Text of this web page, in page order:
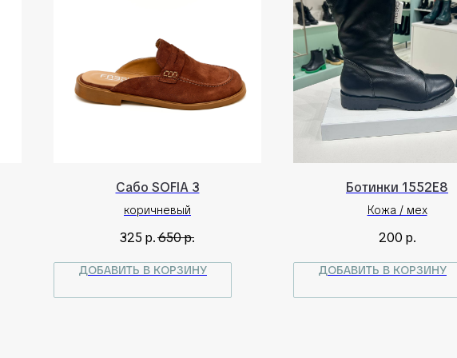
Сабо SOFIA 3
коричневый
325 р.650р.
ДОБАВИТЬ В КОРЗИНУ
Ботинки 1552Е8
Кожа / мех
200 р.
ДОБАВИТЬ В КОРЗИНУ